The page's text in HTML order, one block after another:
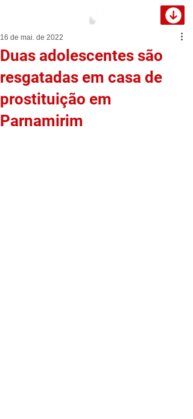
Duas adolescentes são
resgatadas em casa de
prostituição em
Parnamirim
16 de mai. de 2022